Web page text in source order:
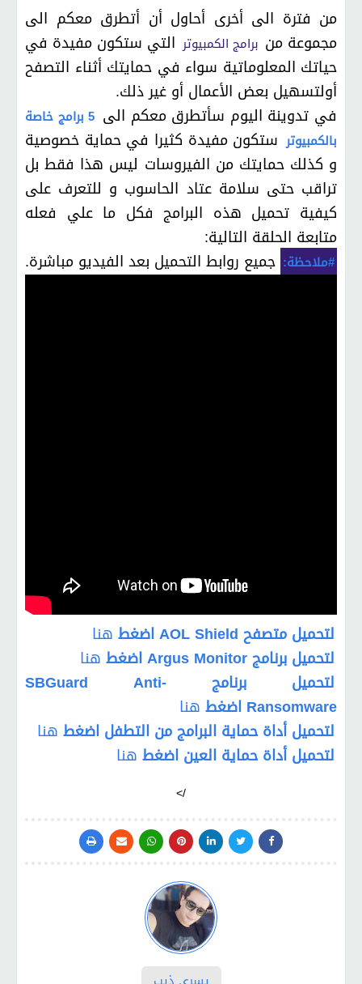
من فترة الى أخرى أحاول أن أتطرق معكم الى
مجموعة من برامج الكمبيوتر التي ستكون مفيدة في
حياتك المعلوماتية سواء في حمايتك أثناء التصفح
أولتسهيل بعض الأعمال أو غير ذلك.
في تدوينة اليوم سأتطرق معكم الى
5 برامج خاصة
بالكمبيوتر ستكون مفيدة كثيرا في حماية خصوصية
و كذلك حمايتك من الفيروسات ليس هذا فقط بل
تراقب حتى سلامة عتاد الحاسوب و للتعرف على
كيفية تحميل هذه البرامج فكل ما علي فعله
متابعة الحلقة التالية:
#ملاحظة: جميع روابط التحميل بعد الفيديو مباشرة.
لتحميل متصفح AOL Shieldاضغط هنا
لتحميل برنامجArgus Monitorاضغط هنا
لتحميل برنامج SBGuard Anti-
Ransomware اضغط هنا
لتحميل أداة حماية البرامج من التطفل اضغط هنا
لتحميل أداة حماية العين اضغط هنا
/>